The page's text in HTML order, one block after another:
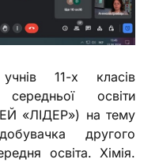
11-х класів
освіти
«ЛІДЕР») на тему
другого
освіта. Хімія.